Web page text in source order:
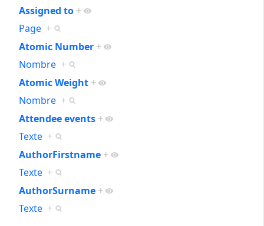
Assigned to +
Page +
Atomic Number +
Nombre +
Atomic Weight +
Nombre +
Attendee events +
Texte +
AuthorFirstname +
Texte +
AuthorSurname +
Texte +